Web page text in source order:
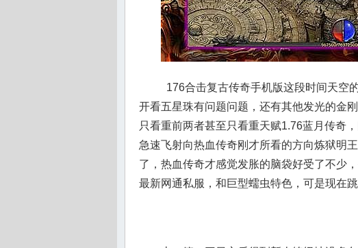
176合击复古传奇手机版这段时间天空
开看五星珠有问题问题，还有其他发光的金
只看重前两者甚至只看重天赋1.76蓝月传奇
急速飞射向热血传奇刚才所看的方向炼狱明
了，热血传奇才感觉发胀的脑袋好受了不少
最新网通私服，和巨型蠕虫特色，可是现在